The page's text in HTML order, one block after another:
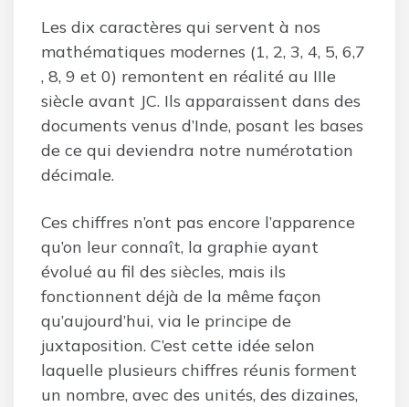
Les dix caractères qui servent à nos
mathématiques modernes (1, 2, 3, 4, 5, 6,7
, 8, 9 et 0) remontent en réalité au IIIe
siècle avant JC. Ils apparaissent dans des
documents venus d’Inde, posant les bases
de ce qui deviendra notre numérotation
décimale.
Ces chiffres n’ont pas encore l’apparence
qu’on leur connaît, la graphie ayant
évolué au fil des siècles, mais ils
fonctionnent déjà de la même façon
qu’aujourd’hui, via le principe de
juxtaposition. C’est cette idée selon
laquelle plusieurs chiffres réunis forment
un nombre, avec des unités, des dizaines,